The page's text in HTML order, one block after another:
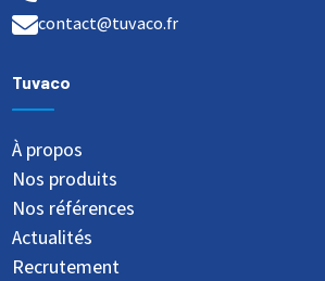
contact@tuvaco.fr
Tuvaco
À propos
Nos produits
Nos références
Actualités
Recrutement